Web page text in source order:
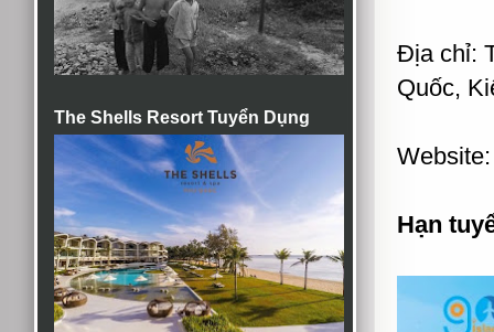
The Shells Resort Tuyển Dụng
Địa chỉ:
Quốc,
Hạn